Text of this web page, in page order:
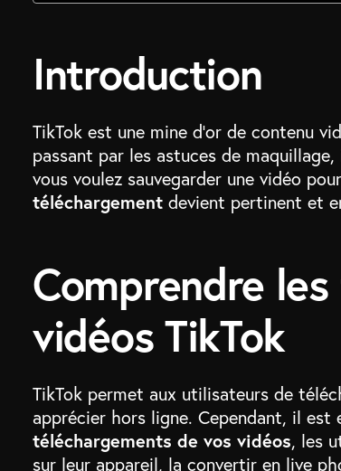
Introduction
TikTok est une mine d’or de contenu
passant par les astuces de
vous voulez sauvegarder une vidéo
téléchargementdevient pertinent et
Comprendre
vidéos TikTok
TikTok permet aux utilisateurs de
apprécier hors ligne. Cependant, il est
téléchargements de vos vidéos, les
sur leur appareil, la convertir en live